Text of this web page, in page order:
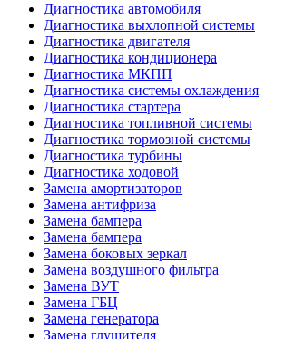
Диагностика автомобиля
Диагностика выхлопной системы
Диагностика двигателя
Диагностика кондиционера
Диагностика МКПП
Диагностика системы охлаждения
Диагностика стартера
Диагностика топливной системы
Диагностика тормозной системы
Диагностика турбины
Диагностика ходовой
Замена амортизаторов
Замена антифриза
Замена бампера
Замена бампера
Замена боковых зеркал
Замена воздушного фильтра
Замена ВУТ
Замена ГБЦ
Замена генератора
Замена глушителя